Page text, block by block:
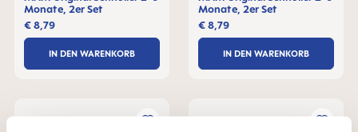
Monate, 2er Set
€ 8,79
IN DEN WARENKORB
Monate, 2er Set
€ 8,79
IN DEN WARENKORB